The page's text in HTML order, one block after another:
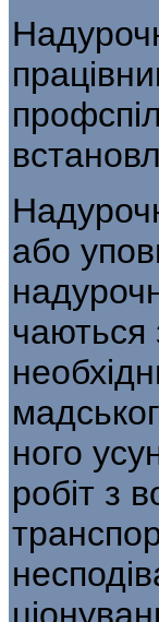
або
чаються
ного
робіт з